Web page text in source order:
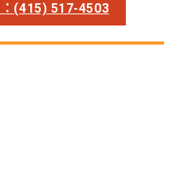
(415) 517-4503